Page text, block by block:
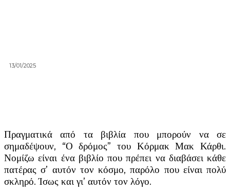
13/01/2025
Πραγματικά από τα βιβλία που μπορούν να σε
σημαδέψουν, “Ο δρόμος” του Κόρμακ Μακ Κάρθι.
Νομίζω είναι ένα βιβλίο που πρέπει να διαβάσει κάθε
πατέρας σ’ αυτόν τον κόσμο, παρόλο που είναι πολύ
σκληρό. Ίσως και γι’ αυτόν τον λόγο.